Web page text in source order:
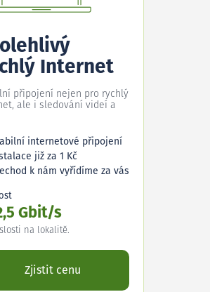
Internet
připojení nejen pro rychlý
ale i sledování videí a
internetové připojení
již za 1 Kč
k nám vyřídíme za vás
Gbit/s
na lokalitě.
Zjistit cenu